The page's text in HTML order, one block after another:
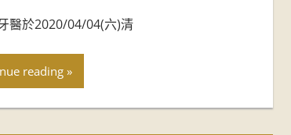
醫於2020/04/04(六)清
reading